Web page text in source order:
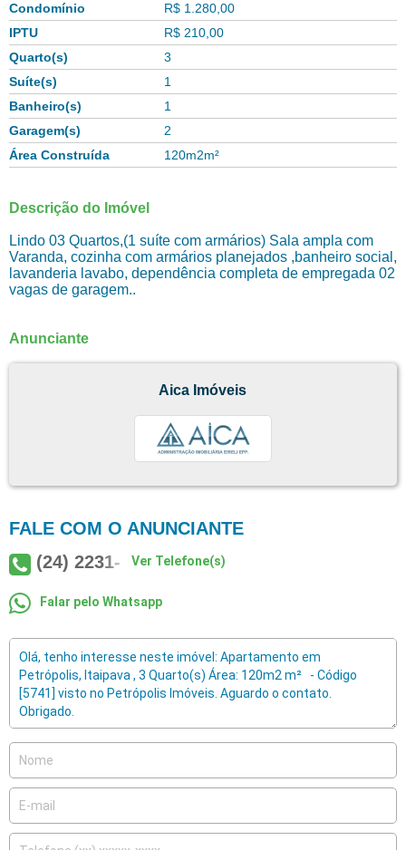
Condomínio
R$ 1.280,00
IPTU
R$ 210,00
Quarto(s)
3
Suíte(s)
1
Banheiro(s)
1
Garagem(s)
2
Área Construída
120m2m²
Descrição do Imóvel
Lindo 03 Quartos,(1 suíte com armários) Sala ampla com
Varanda, cozinha com armários planejados ,banheiro social,
lavanderia lavabo, dependência completa de empregada 02
vagas de garagem..
Anunciante
Aica Imóveis